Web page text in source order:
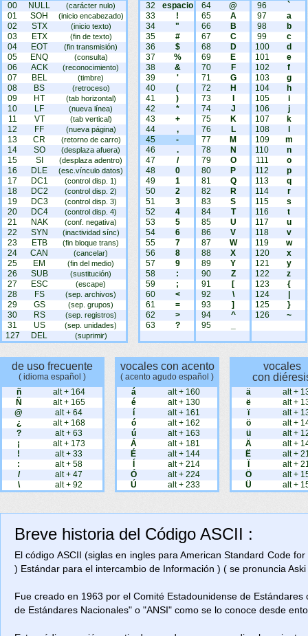
00 NULL (carácter nulo)
01 SOH (inicio encabezado)
02 STX (inicio texto)
03 ETX (fin de texto)
04 EOT (fin transmisión)
05 ENQ (consulta)
06 ACK (reconocimiento)
07 BEL (timbre)
08 BS (retroceso)
09 HT (tab horizontal)
10 LF (nueva línea)
11 VT (tab vertical)
12 FF (nueva página)
13 CR (retorno de carro)
14 SO (desplaza afuera)
15 SI (desplaza adentro)
16 DLE (esc.vínculo datos)
17 DC1 (control disp. 1)
18 DC2 (control disp. 2)
19 DC3 (control disp. 3)
20 DC4 (control disp. 4)
21 NAK (conf. negativa)
22 SYN (inactividad sínc)
23 ETB (fin bloque trans)
24 CAN (cancelar)
25 EM (fin del medio)
26 SUB (sustitución)
27 ESC (escape)
28 FS (sep. archivos)
29 GS (sep. grupos)
30 RS (sep. registros)
31 US (sep. unidades)
127 DEL (suprimir)
32
espacio
33
!
34
"
35
#
36
$
37
%
38
&
39
'
40
(
41
)
42
*
43
+
44
,
45
-
46
.
47
/
48
0
49
1
50
2
51
3
52
4
53
5
54
6
55
7
56
8
57
9
58
:
59
;
60
<
61
=
62
>
63
?
64
@
65
A
66
B
67
C
68
D
69
E
70
F
71
G
72
H
73
74
J
75
K
76
L
77
M
78
N
79
O
80
P
81
Q
82
R
83
S
84
T
85
U
86
V
87
W
88
X
89
Y
90
Z
91
[
92
\
93
]
94
^
95
96
`
97
a
98
b
99
c
100
d
101
e
102
f
103
g
104
h
105
i
106
j
107
k
108
109
m
110
n
111
o
112
p
113
q
114
r
115
s
116
t
117
u
118
v
119
w
120
x
121
y
122
z
123
{
124
125
}
126
~
de uso frecuente
( idioma español )
ñ
alt + 164
Ñ
alt + 165
@
alt + 64
¿
alt + 168
?
alt + 63
¡
alt + 173
!
alt + 33
:
alt + 58
/
alt + 47
\
alt + 92
vocales con acento
( acento agudo español )
á
alt + 160
é
alt + 130
í
alt + 161
ó
alt + 162
ú
alt + 163
Á
alt + 181
É
alt + 144
alt + 214
Ó
alt + 224
Ú
alt + 233
vocales
con
ä
alt +
ë
alt +
ï
alt +
ö
alt +
ü
alt +
Ä
alt +
Ë
alt +
alt +
Ö
alt +
Ü
alt +
Breve historia del Código ASCII :
El código ASCII (siglas en ingles para American Standard Code
) Estándar para el intercambio de Información ) ( se pronuncia Aski
Fue creado en 1963 por el Comité Estadounidense de
de Estándares Nacionales" o "ANSI" como se lo conoce desde